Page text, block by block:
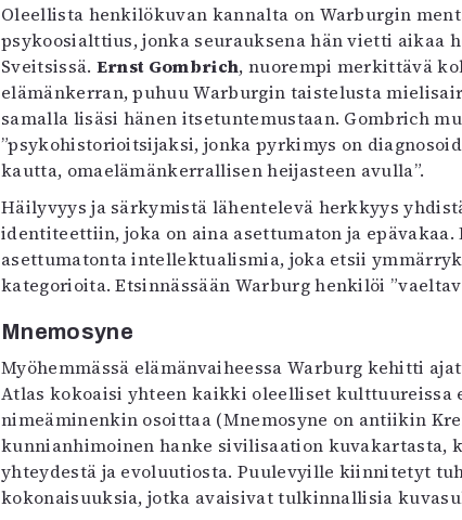
Oleellista henkilökuvan kannalta on Warburgin
psykoosialttius, jonka seurauksena hän vietti aikaa
Sveitsissä. Ernst Gombrich, nuorempi merkittävä
elämänkerran, puhuu Warburgin taistelusta
samalla lisäsi hänen itsetuntemustaan. Gombrich
”psykohistorioitsijaksi, jonka pyrkimys on
kautta, omaelämänkerrallisen heijasteen avulla”.
Häilyvyys ja särkymistä lähentelevä herkkyys
identiteettiin, joka on aina asettumaton ja
asettumatonta intellektualismia, joka etsii
kategorioita. Etsinnässään Warburg henkilöi
Mnemosyne
Myöhemmässä elämänvaiheessa Warburg kehitti
Atlas kokoaisi yhteen kaikki oleelliset kulttuureissa
nimeäminenkin osoittaa (Mnemosyne on antiikin
kunnianhimoinen hanke sivilisaation kuvakartasta,
yhteydestä ja evoluutiosta. Puulevyille kiinnitetyt
kokonaisuuksia, jotka avaisivat tulkinnallisia